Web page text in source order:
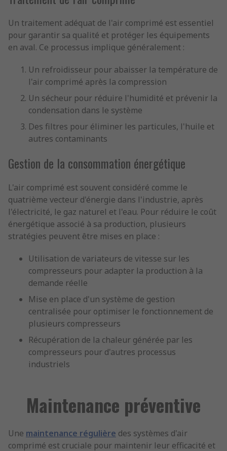
Un traitement adéquat de l'air comprimé est essentiel
pour garantir sa qualité et protéger les équipements
en aval. Ce processus implique généralement :
Un refroidisseur pour abaisser la température de
l'air comprimé après la compression
Un sécheur pour réduire l'humidité et prévenir la
condensation dans le système
Des filtres pour éliminer les particules, l'huile et
autres contaminants
Gestion de la consommation énergétique
L'air comprimé est souvent considéré comme le
quatrième vecteur d'énergie dans l'industrie, après
l'électricité, le gaz naturel et l'eau. Pour réduire le coût
énergétique associé à sa production, plusieurs
stratégies peuvent être mises en place :
Utilisation de variateurs de vitesse sur les
compresseurs pour adapter la production à la
demande réelle
Mise en place d'un système de gestion
centralisée pour optimiser le fonctionnement de
plusieurs compresseurs
Récupération de la chaleur générée par les
compresseurs pour d'autres processus
industriels
Maintenance préventive
Une maintenance régulière des systèmes d'air
comprimé est cruciale pour maintenir leur efficacité et